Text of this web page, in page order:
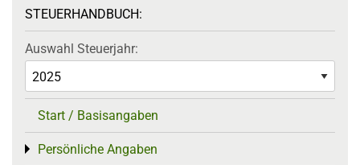
STEUERHANDBUCH:
Auswahl Steuerjahr:
Start / Basisangaben
Persönliche Angaben
Toggle menu